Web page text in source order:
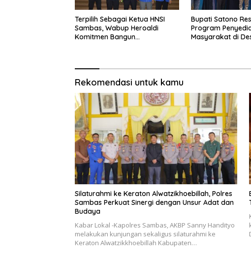
Terpilih Sebagai Ketua HNSI
Sambas, Wabup Heroaldi
Komitmen Bangun
Bupati Satono
Program
Masyarakat di
Rekomendasi untuk kamu
Silaturahmi ke Keraton Alwatzikhoebillah, Polres
Sambas Perkuat Sinergi dengan Unsur Adat dan
Budaya
Kabar Lokal -Kapolres Sambas, AKBP Sanny Handityo
melakukan kunjungan sekaligus silaturahmi ke
Keraton Alwatzikkhoebillah Kabupaten…